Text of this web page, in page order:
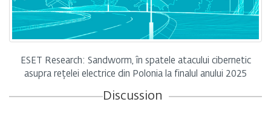
ESET Research: Sandworm, în spatele atacului cibernetic
asupra rețelei electrice din Polonia la finalul anului 2025
Discussion